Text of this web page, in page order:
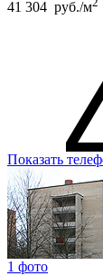
41 304 руб./м
Показать
1 фото